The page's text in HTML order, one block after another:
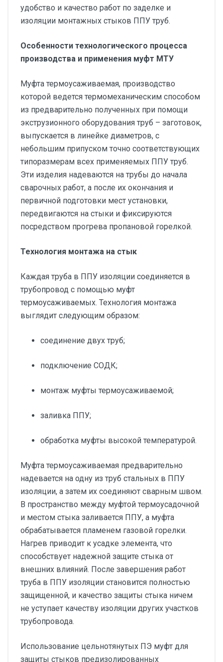
удобство и качество работ по заделке и
изоляции монтажных стыков ППУ труб.
Особенности технологического процесса
производства и применения муфт МТУ
Муфта термоусаживаемая, производство
которой ведется термомеханическим способом
из предварительно полученных при помощи
экструзионного оборудования труб – заготовок,
выпускается в линейке диаметров, с
небольшим припуском точно соответствующих
типоразмерам всех применяемых ППУ труб.
Эти изделия надеваются на трубы до начала
сварочных работ, а после их окончания и
первичной подготовки мест установки,
передвигаются на стыки и фиксируются
посредством прогрева пропановой горелкой.
Технология монтажа на стык
Каждая труба в ППУ изоляции соединяется в
трубопровод с помощью муфт
термоусаживаемых. Технология монтажа
выглядит следующим образом:
соединение двух труб;
подключение СОДК;
монтаж муфты термоусаживаемой;
заливка ППУ;
обработка муфты высокой температурой.
Муфта термоусаживаемая предварительно
надевается на одну из труб стальных в ППУ
изоляции, а затем их соединяют сварным швом.
В пространство между муфтой термоусадочной
и местом стыка заливается ППУ, а муфта
обрабатывается пламенем газовой горелки.
Нагрев приводит к усадке элемента, что
способствует надежной защите стыка от
внешних влияний. После завершения работ
труба в ППУ изоляции становится полностью
защищенной, и качество защиты стыка ничем
не уступает качеству изоляции других участков
трубопровода.
Использование цельнотянутых ПЭ муфт для
защиты стыков предизолированных